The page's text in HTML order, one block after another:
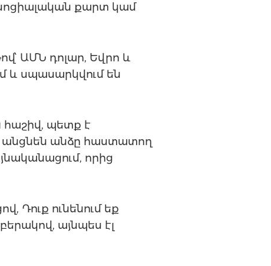
քարտ կամ
ԱՄՆ դոլար, Եվրո և
և սպասարկվում են
հաշիվ, պետք է
անցնեն անձը հաստատող
որից
Դուք ունենում եք
այնպես էլ